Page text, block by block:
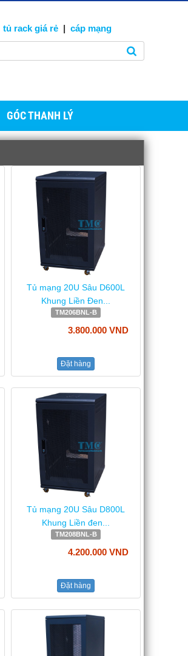
tủ rack giá rẻ | cápmạng
GÓC THANH LÝ
Tủ mạng 20U Sâu D600L
Khung Liền Đen...
TM206BNL-B
3.800.000 VND
Đặt hàng
Tủ mạng 20U Sâu D800L
Khung Liền đen...
TM208BNL-B
4.200.000 VND
Đặt hàng